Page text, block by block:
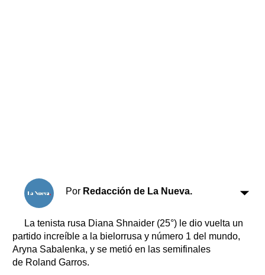
Por Redacción de La Nueva.
La tenista rusa Diana Shnaider (25°) le dio vuelta un
partido increíble a la bielorrusa y número 1 del mundo,
Aryna Sabalenka, y se metió en las semifinales
de Roland Garros.